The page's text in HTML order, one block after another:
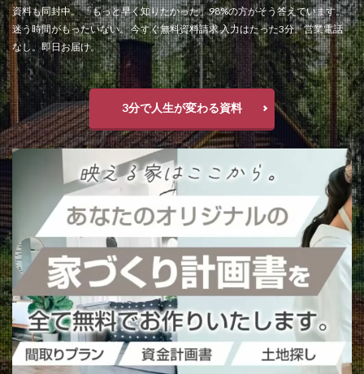
資料も同封中。 「もっと早く知りたかった」98%の方がそう答えています。
迷う時間がもったいない。 今すぐ無料資料請求 入力はたった3分。営業電話
なし。即日お届け。
3分で人生が変わる資料